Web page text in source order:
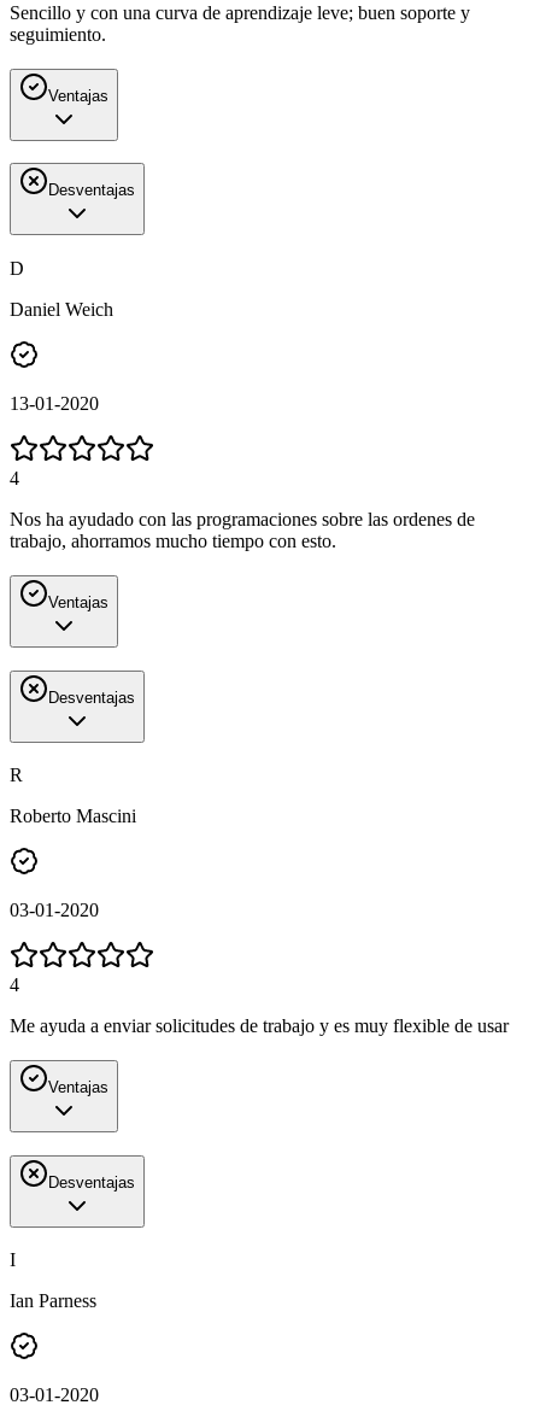
Sencillo y con una curva de aprendizaje leve; buen soporte y
seguimiento.
Ventajas
Desventajas
D
Daniel Weich
13-01-2020
4
Nos ha ayudado con las programaciones sobre las ordenes de
trabajo, ahorramos mucho tiempo con esto.
Ventajas
Desventajas
R
Roberto Mascini
03-01-2020
4
Me ayuda a enviar solicitudes de trabajo y es muy flexible de usar
Ventajas
Desventajas
I
Ian Parness
03-01-2020